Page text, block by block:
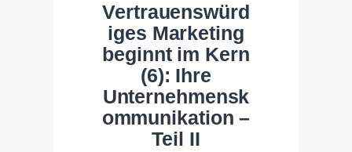
Vertrauenswürd
iges Marketing
beginnt im Kern
(6): Ihre
Unternehmensk
ommunikation –
Teil II